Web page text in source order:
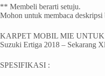
** Membeli berarti setuju.
Mohon untuk membaca
KARPET MOBIL MIE UNTUK
Suzuki Ertiga 2018 – Sekarang
SPESIFIKASI :